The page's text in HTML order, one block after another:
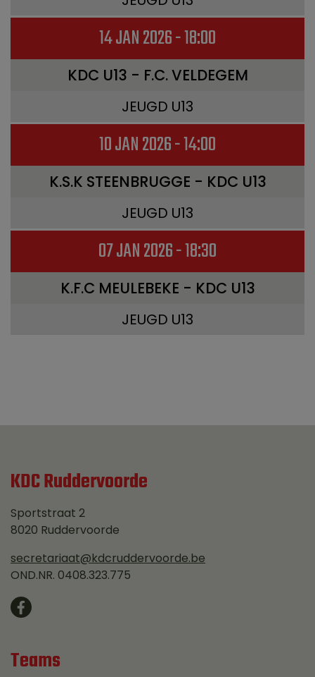
14 JAN 2026 - 18:00
KDC U13 - F.C. VELDEGEM
JEUGD U13
10 JAN 2026 - 14:00
K.S.K STEENBRUGGE - KDC U13
JEUGD U13
07 JAN 2026 - 18:30
K.F.C MEULEBEKE - KDC U13
JEUGD U13
KDC Ruddervoorde
Sportstraat 2
8020 Ruddervoorde
secretariaat@kdcruddervoorde.be
OND.NR. 0408.323.775
Teams